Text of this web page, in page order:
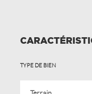
TYPE DE BIEN